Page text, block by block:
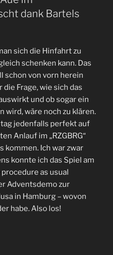
dank Bartels
sich die Hinfahrt zu
schenken kann. Das
schon von vorn herein
Frage, wie sich das
und ob sogar ein
wird, wäre noch zu klären.
jedenfalls perfekt auf
Anlauf im „RZGBRG“
kommen. Ich war zwar
konnte ich das Spiel am
as usual
Adventsdemo zur
in Hamburg – wovon
habe. Also los!